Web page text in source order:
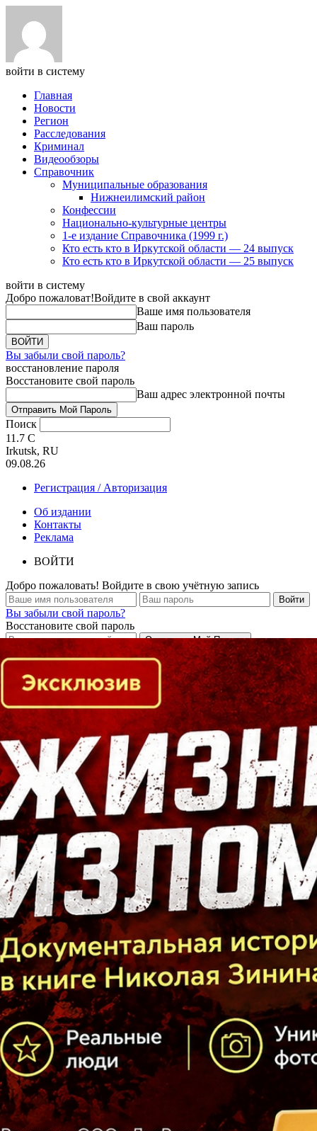
войти в систему
Главная
Новости
Регион
Расследования
Криминал
Видеообзоры
Справочник
Муниципальные образования
Нижнеилимский район
Конфессии
Национально-культурные центры
1-е издание Справочника (1999 г.)
Кто есть кто в Иркутской области — 24 выпуск
Кто есть кто в Иркутской области — 25 выпуск
войти в систему
Добро пожаловат!Войдите в свой аккаунт
Ваше имя пользователя
Ваш пароль
Вы забыли свой пароль?
восстановление пароля
Восстановите свой пароль
Ваш адрес электронной почты
Поиск
11.7 C
Irkutsk, RU
09.08.26
Регистрация / Авторизация
Об издании
Контакты
Реклама
ВОЙТИ
Добро пожаловать! Войдите в свою учётную запись
Вы забыли свой пароль?
Восстановите свой пароль
Кто есть кто в Байкальском регионе